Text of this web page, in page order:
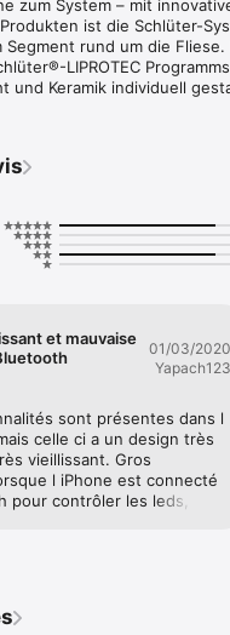
zum System – mit
ist die Schlüter-
Segment rund um die Fliese.
LIPROTEC
und Keramik individuell
LED-Beleuchtung der
Mio. Möglichkeiten
Farbverläufen
die Geschwindigkeit
und -farbverläufe
et mauvaise
01/03/2020
Yapach123
sont présentes dans l
celle ci a un design très
vieillissant. Gros
l iPhone est connecté
pour contrôler les leds, ce
téléphone.L application n’a
3 ans ! C’est un